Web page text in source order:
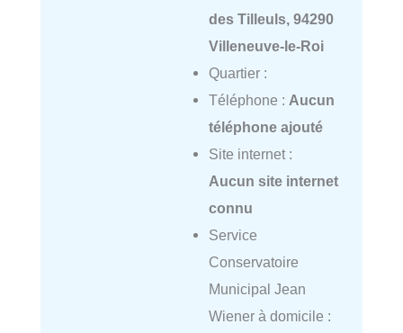
des Tilleuls, 94290
Villeneuve-le-Roi
Quartier :
Téléphone : Aucun
téléphone ajouté
Site internet :
Aucun site internet
connu
Service
Conservatoire
Municipal Jean
Wiener à domicile :